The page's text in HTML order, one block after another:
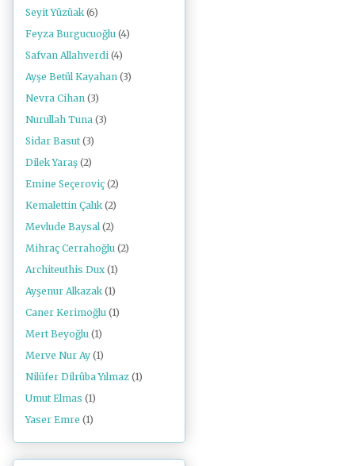
Seyit Yüzüak (6)
Feyza Burgucuoğlu (4)
Safvan Allahverdi (4)
Ayşe Betül Kayahan (3)
Nevra Cihan (3)
Nurullah Tuna (3)
Sidar Basut (3)
Dilek Yaraş (2)
Emine Seçeroviç (2)
Kemalettin Çalık (2)
Mevlude Baysal (2)
Mihraç Cerrahoğlu (2)
Architeuthis Dux (1)
Ayşenur Alkazak (1)
Caner Kerimoğlu (1)
Mert Beyoğlu (1)
Merve Nur Ay (1)
Nilüfer Dilrûba Yılmaz (1)
Umut Elmas (1)
Yaser Emre (1)